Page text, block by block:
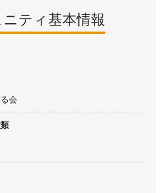
ティ基本情報
会